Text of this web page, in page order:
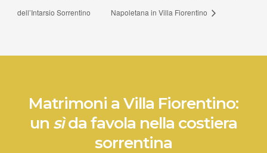
dell’Intarsio Sorrentino
Napoletana in Villa Fiorentino
Matrimoni a Villa Fiorentino:
un sìda favola nella costiera
sorrentina